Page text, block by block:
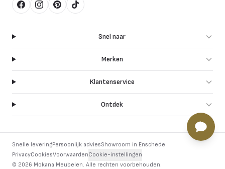
FacebookInstagram
Pinterest
TikTok
Snel naar
Merken
Klantenservice
Ontdek
Snelle leveringPersoonlijk adviesShowroom in Enschede
PrivacyCookiesVoorwaardenCookie-instellingen
© 2026 Mokana Meubelen. Alle rechten voorbehouden.